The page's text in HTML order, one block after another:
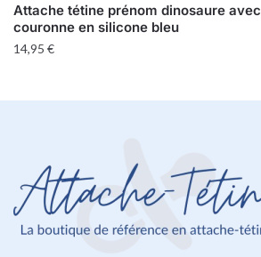
Attache tétine prénom dinosaure avec
couronne en silicone bleu
14,95 €